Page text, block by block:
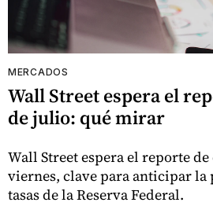
MERCADOS
Wall Street espera el
de julio: qué mirar
Wall Street espera el reporte
viernes, clave para anticipar
tasas de la Reserva Federal.